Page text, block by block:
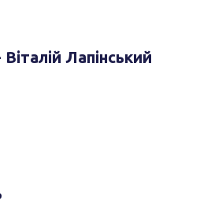
Лапінський